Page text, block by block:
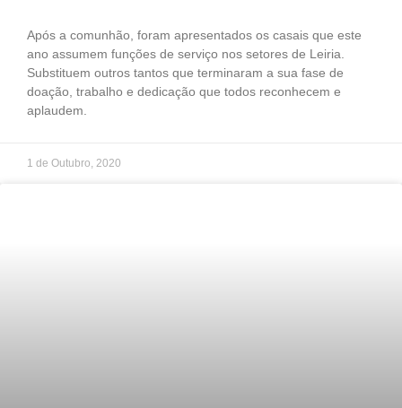
Após a comunhão, foram apresentados os casais que este
ano assumem funções de serviço nos setores de Leiria.
Substituem outros tantos que terminaram a sua fase de
doação, trabalho e dedicação que todos reconhecem e
aplaudem.
1 de Outubro, 2020